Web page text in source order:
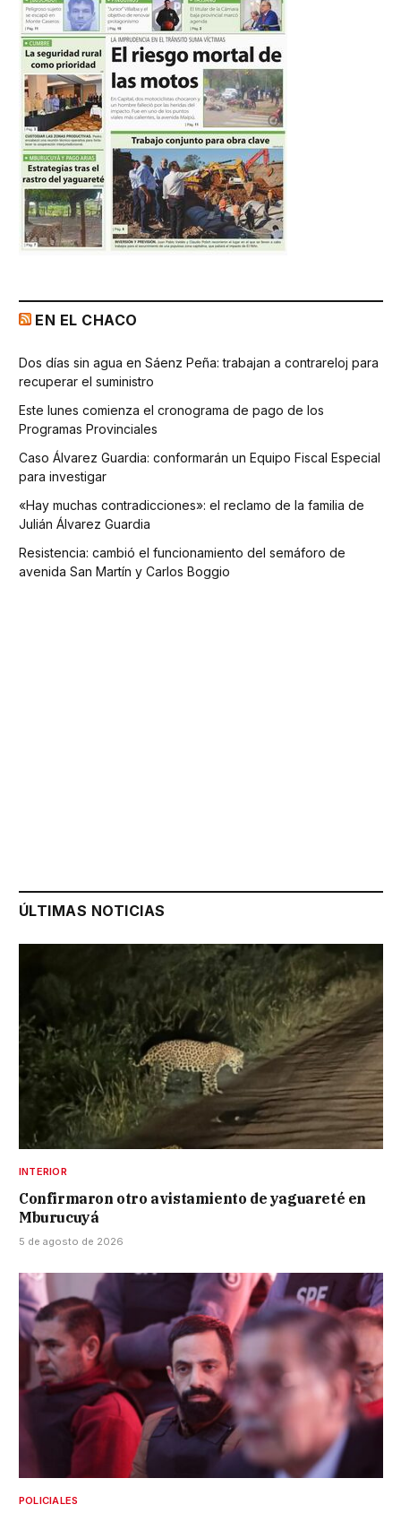
EN EL CHACO
Dos días sin agua en Sáenz Peña: trabajan a contrareloj para
recuperar el suministro
Este lunes comienza el cronograma de pago de los
Programas Provinciales
Caso Álvarez Guardia: conformarán un Equipo Fiscal Especial
para investigar
«Hay muchas contradicciones»: el reclamo de la familia de
Julián Álvarez Guardia
Resistencia: cambió el funcionamiento del semáforo de
avenida San Martín y Carlos Boggio
ÚLTIMAS NOTICIAS
INTERIOR
Confirmaron otro avistamiento de yaguareté en
Mburucuyá
5 de agosto de 2026
POLICIALES